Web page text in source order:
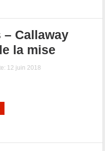
– Callaway
la mise
12 juin 2018